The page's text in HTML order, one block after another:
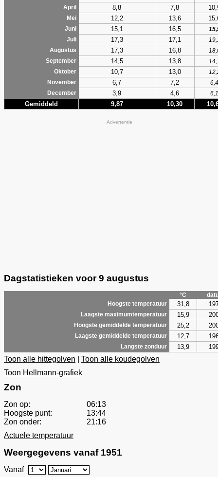
April 8,8 7,8
Mei 12,2 13,6
Juni 15,1 16,5
Juli
17,3 17,1
Augustus
17,3 16,8
September
14,5 13,8
Oktober
10,7 13,0
November
6,7 7,2
6,4
December
3,9 4,6 6,1
Gemiddeld 9,87 10,30
Advertentie
Dagstatistieken voor 9 augustus
°C
Hoogste temperatuur
31,8
Laagste maximumtemperatuur 15,9
Hoogste gemiddelde temperatuur 25,2
Laagste gemiddelde temperatuur 12,7
Langste zonduur 13,9
Toon alle hittegolven
Toon alle koudegolven
Toon Hellmann-grafiek
Zon
Zon op:
06:13
Hoogste punt:
13:44
Zon onder:
21:16
Actuele temperatuur
Weergegevens vanaf 1951
Vanaf